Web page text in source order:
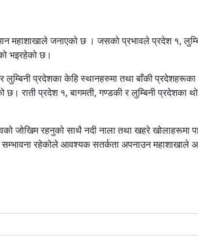
महाशाखाले जनाएको छ । जसको प्रभावले प्रदेश १,
भइरहेको छ।
प्रदेशका केहि स्थानहरुमा तथा बाँकी प्रदेशहरूका
राती प्रदेश १, बागमती, गण्डकी र लुम्बिनी प्रदेशका
जोखिम रहनुको साथै नदी नाला तथा खहरे खोलाहरूमा
रहेकोले आवश्यक सतर्कता अपनाउन महाशाखाले